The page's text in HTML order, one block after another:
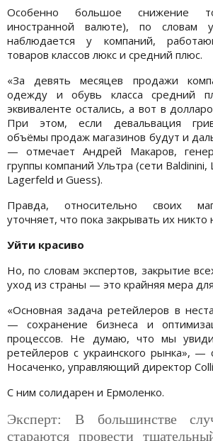
Особенно большое снижение
иностранной валюте), по словам
наблюдается у компаний,
товаров классов люкс и средний плюс.
«За девять месяцев продажи
одежду и обувь класса средний
эквиваленте остались, а вот в
При этом, если девальвация
объёмы продаж магазинов будут и
— отмечает Андрей Макаров,
группы компаний Ультра (сети Baldinini,
Lagerfeld и Guess).
Правда, относительно своих
уточняет, что пока закрывать их никто
Уйти красиво
Но, по словам экспертов, закрытие
уход из страны — это крайняя мера
«Основная задача ретейлеров в
— сохранение бизнеса и
процессов. Не думаю, что мы
ретейлеров с украинского рынка», —
Носаченко, управляющий директор
С ним солидарен и Ермоленко.
Эксперт: В большинстве
стараются провести